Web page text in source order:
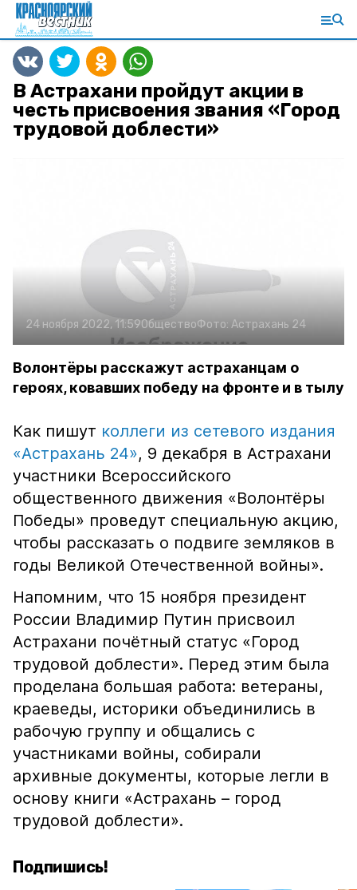
В Астрахани пройдут акции в
честь присвоения звания «Город
трудовой доблести»
24 ноября 2022, 11:59ОбществоФото: Астрахань 24
Волонтёры расскажут астраханцам о
героях, ковавших победу на фронте и в тылу
Как пишут коллеги из сетевого издания
«Астрахань 24», 9 декабря в Астрахани
участники Всероссийского
общественного движения «Волонтёры
Победы» проведут специальную акцию,
чтобы рассказать о подвиге земляков в
годы Великой Отечественной войны».
Напомним, что 15 ноября президент
России Владимир Путин присвоил
Астрахани почётный статус «Город
трудовой доблести». Перед этим была
проделана большая работа: ветераны,
краеведы, историки объединились в
рабочую группу и общались с
участниками войны, собирали
архивные документы, которые легли в
основу книги «Астрахань – город
трудовой доблести».
Подпишись!